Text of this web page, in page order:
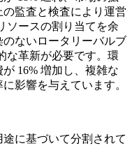
監査と検査により運営
ソースの割り当てを余
ないロータリーバルブ
な革新が必要です。環
16% 増加し、複雑な
影響を与えています。
に基づいて分割されて